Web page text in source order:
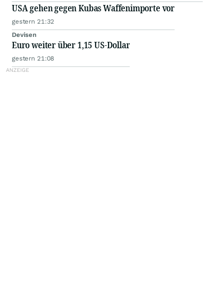
USA gehen gegen Kubas Waffenimporte vor
gestern 21:32
Devisen
Euro weiter über 1,15 US-Dollar
gestern 21:08